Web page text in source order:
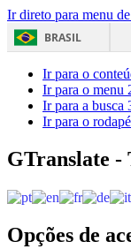
Ir direto para menu
BRASIL
Ir para o
Ir para o menu
Ir para a busca
Ir para o rodapé
GTranslate -
Opções de